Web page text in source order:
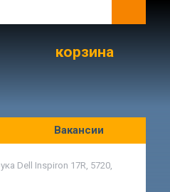
корзина
Вакансии
Dell Inspiron 17R, 5720,